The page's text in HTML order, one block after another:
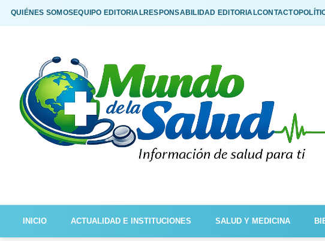
QUIÉNES SOMOSEQUIPO EDITORIALRESPONSABILIDAD EDITORIALCONTACTO
INICIO ACTUALIDAD E INSTITUCIONES SALUD Y MEDICINA